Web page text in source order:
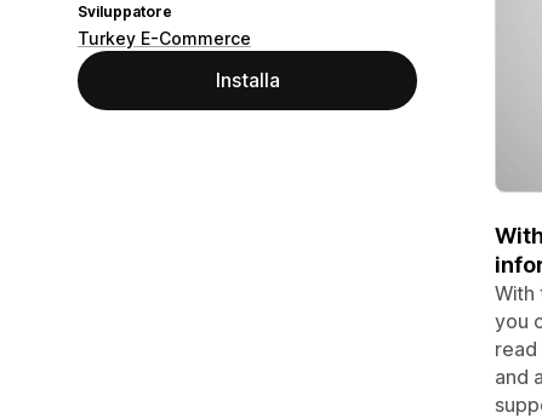
Sviluppatore
Turkey E-Commerce
Installa
With
you
read
and